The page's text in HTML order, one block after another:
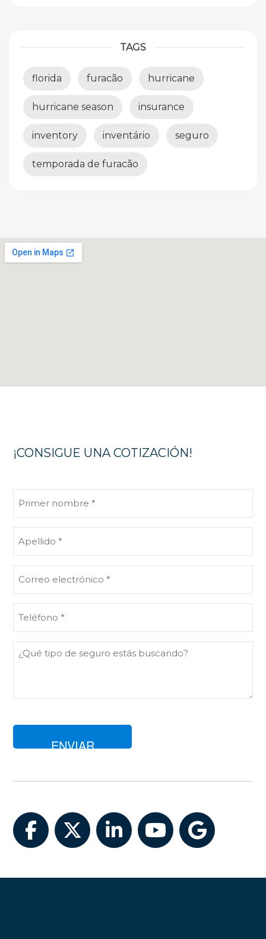
TAGS
florida furacão hurricane
hurricane season insurance
inventory inventário seguro
temporada de furacão
¡CONSIGUE UNA COTIZACIÓN!
nombre
(Obligatorio)
electrónico
Comentarios
Facebook
TwitterLinkedIn
YouTube
Google